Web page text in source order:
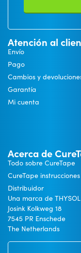
Atención al
Envío
Pago
Cambios y
Garantía
Mi cuenta
Acerca de
Todo sobre CureTape
CureTape instrucciones
Distribuidor
Una marca de
Josink Kolkweg 18
7545 PR Enschede
The Netherlands